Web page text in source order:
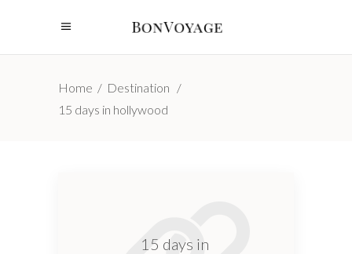
Home / Destination /
15 days in hollywood
15 days in